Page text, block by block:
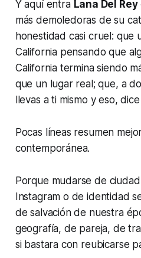
Y aquí entra Lana Del Rey
más demoledoras de su
honestidad casi cruel: que
California pensando que
California termina siendo
que un lugar real; que, a
llevas a ti mismo y eso,
Pocas líneas resumen
contemporánea.
Porque mudarse de
Instagram o de identidad
de salvación de nuestra
geografía, de pareja, de
si bastara con reubicarse